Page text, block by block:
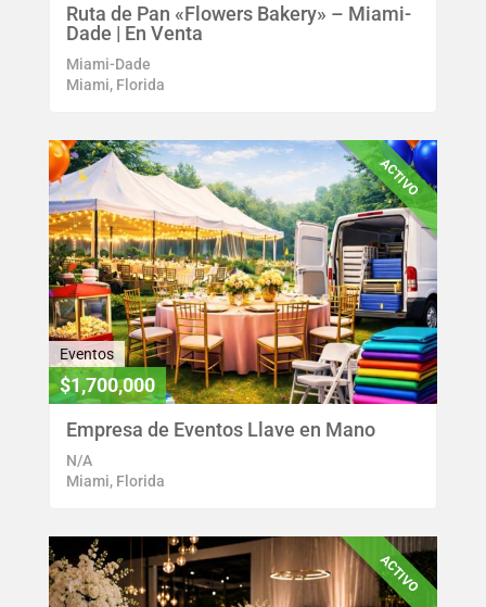
Ruta de Pan «Flowers Bakery» – Miami-
Dade | En Venta
Miami-Dade
Miami, Florida
ACTIVO
Eventos
$1,700,000
Empresa de Eventos Llave en Mano
N/A
Miami, Florida
ACTIVO